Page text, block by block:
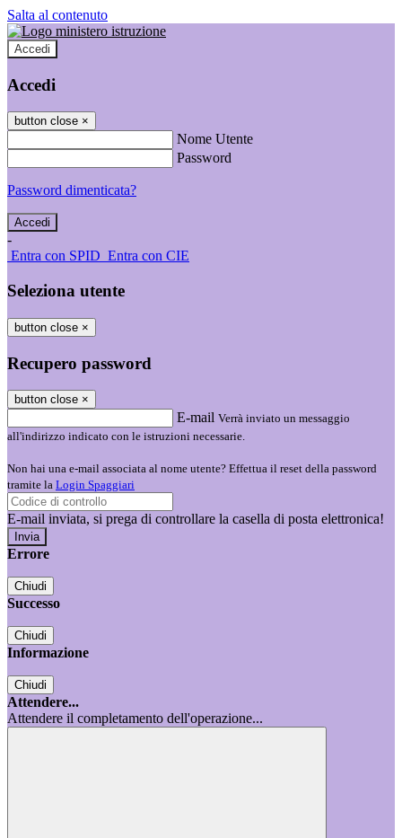
Salta al contenuto
Accedi
Accedi
button close ×
Nome Utente
Password
Password dimenticata?
-
Entra con SPID Entra con CIE
Seleziona utente
button close ×
Recupero password
button close ×
E-mail Verrà inviato un messaggio
all'indirizzo indicato con le istruzioni necessarie.
Non hai una e-mail associata al nome utente? Effettua il reset della password
tramite la Login Spaggiari
E-mail inviata, si prega di controllare la casella di posta elettronica!
Errore
Chiudi
Successo
Chiudi
Informazione
Chiudi
Attendere...
Attendere il completamento dell'operazione...